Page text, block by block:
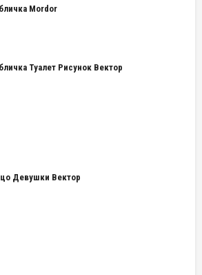
Mordor
Туалет Рисунок Вектор
Девушки Вектор